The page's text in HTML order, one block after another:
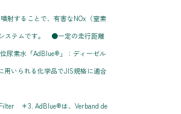
射することで、有害なNOx（窒素
ステムです。 ●一定の走行距離
尿素水「AdBlue®」：ディーゼル
用いられる化学品でJIS規格に適合
＊3. AdBlue®は、Verband de